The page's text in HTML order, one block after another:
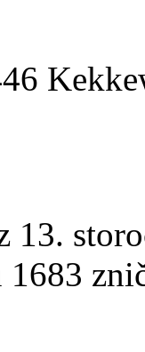
13.